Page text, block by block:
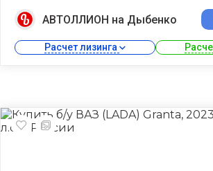
АВТОЛЛИОН на Дыбенко
Расчет лизинга